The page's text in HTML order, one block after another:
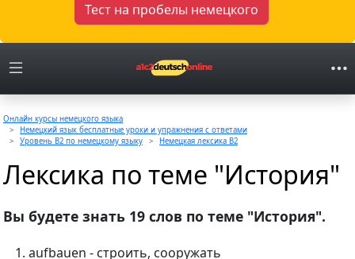
Тест на пробелы немецкого
Онлайн курсы немецкого языка
Немецкий язык бесплатные уроки и упражнения с ответами
Уровень B2 по немецкому языку
Немецкая лексика B2
Лексика по теме "История"
Вы будете знать 19 слов по теме "История".
aufbauen - строить, сооружать